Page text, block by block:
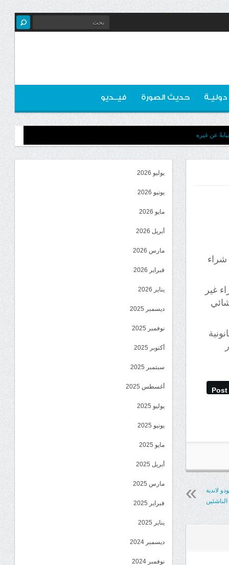
دوليـة حديث الصورة فيــديو
عن غيره
شراء
غير
Post
لاندية
يوليو 2026
يونيو 2026
مايو 2026
أبريل 2026
مارس 2026
فبراير 2026
يناير 2026
ديسمبر 2025
نوفمبر 2025
أكتوبر 2025
سبتمبر 2025
أغسطس 2025
يوليو 2025
يونيو 2025
مايو 2025
أبريل 2025
مارس 2025
فبراير 2025
يناير 2025
ديسمبر 2024
نوفمبر 2024